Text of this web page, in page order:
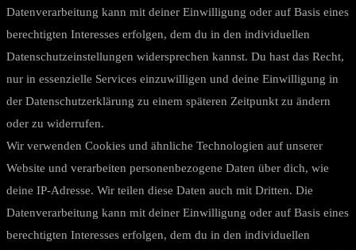
Datenverarbeitung kann mit deiner Einwilligung oder auf Basis eines
berechtigten Interesses erfolgen, dem du in den individuellen
Datenschutzeinstellungen widersprechen kannst. Du hast das Recht,
nur in essenzielle Services einzuwilligen und deine Einwilligung in
der Datenschutzerklärung zu einem späteren Zeitpunkt zu ändern
oder zu widerrufen.
Wir verwenden Cookies und ähnliche Technologien auf unserer
Website und verarbeiten personenbezogene Daten über dich, wie
deine IP-Adresse. Wir teilen diese Daten auch mit Dritten. Die
Datenverarbeitung kann mit deiner Einwilligung oder auf Basis eines
berechtigten Interesses erfolgen, dem du in den individuellen